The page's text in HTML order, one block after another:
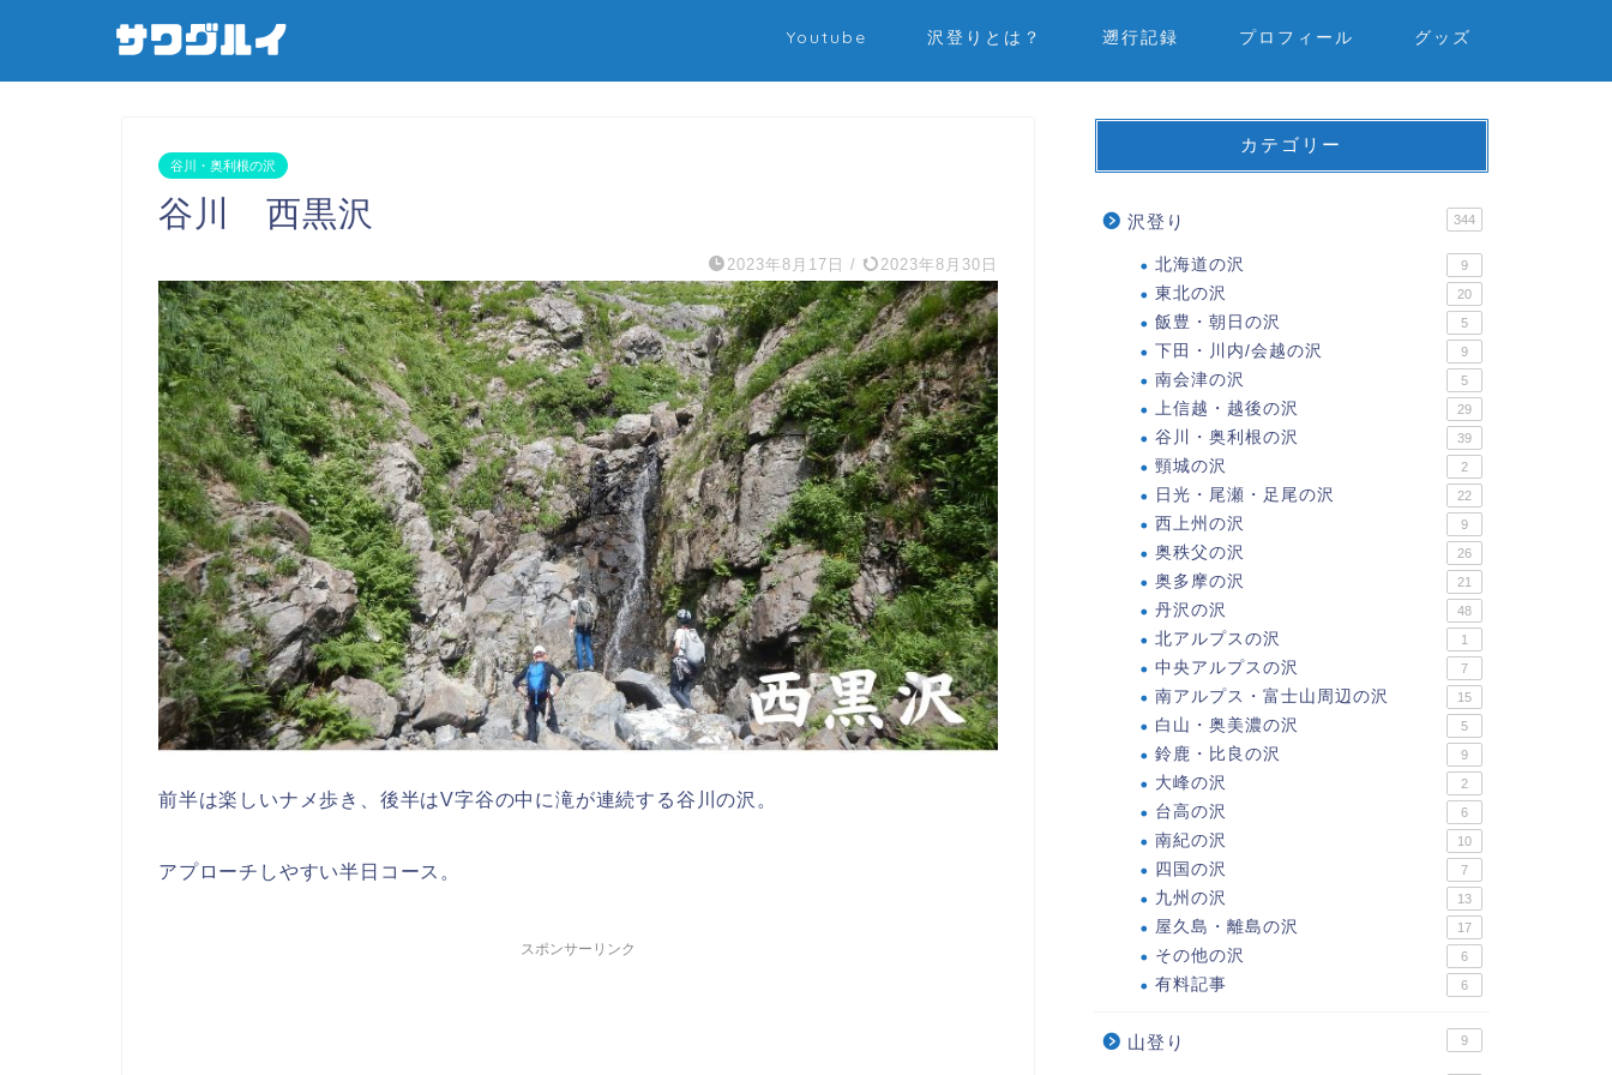
Youtube 沢登りとは？ 遡行記録 プロフィール グッズ
谷川・奥利根の沢
谷川 西黒沢
2023年8月17日 / 2023年8月30日
前半は楽しいナメ歩き、後半はV字谷の中に滝が連続する谷川の沢。
アプローチしやすい半日コース。
スポンサーリンク
カテゴリー
沢登り 344
北海道の沢 9
東北の沢 20
飯豊・朝日の沢 5
下田・川内/会越の沢 9
南会津の沢 5
上信越・越後の沢 29
谷川・奥利根の沢 39
頸城の沢 2
日光・尾瀬・足尾の沢 22
西上州の沢 9
奥秩父の沢 26
奥多摩の沢 21
丹沢の沢 48
北アルプスの沢 1
中央アルプスの沢 7
南アルプス・富士山周辺の沢 15
白山・奥美濃の沢 5
鈴鹿・比良の沢 9
大峰の沢 2
台高の沢 6
南紀の沢 10
四国の沢 7
九州の沢 13
屋久島・離島の沢 17
その他の沢 6
有料記事 6
山登り 9